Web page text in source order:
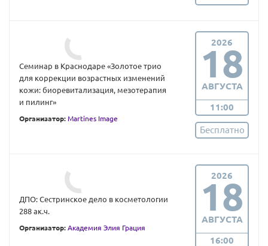
Семинар в Краснодаре «Золотое трио
для коррекции возрастных изменений
кожи: биоревитализация, мезотерапия
и пилинг»
Организатор: Martines Image
2026
18
АВГУСТА
11:00
Бесплатно
ДПО: Сестринское дело в косметологии
288 ак.ч.
Организатор: Академия Элия Грация
2026
18
АВГУСТА
16:00